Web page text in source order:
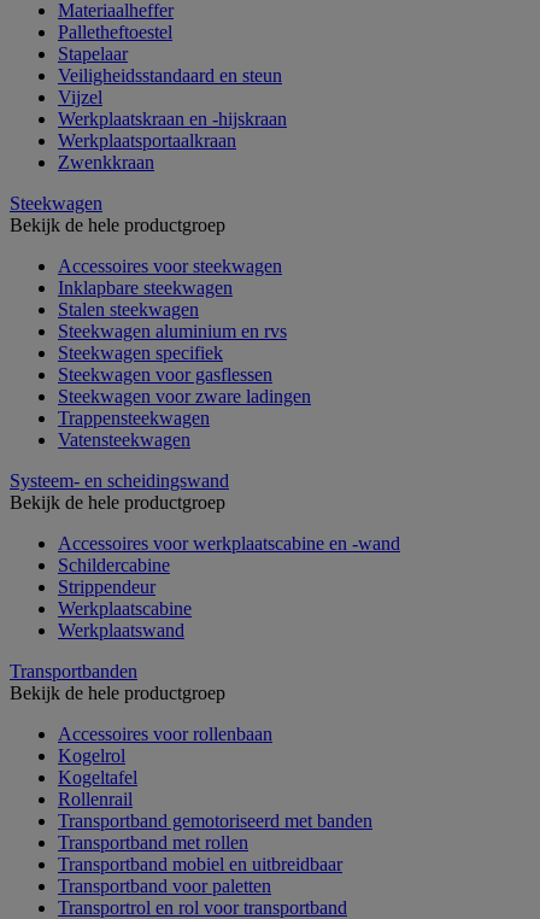
Materiaalheffer
Palletheftoestel
Stapelaar
Veiligheidsstandaard en steun
Vijzel
Werkplaatskraan en -hijskraan
Werkplaatsportaalkraan
Zwenkkraan
Steekwagen
Bekijk de hele productgroep
Accessoires voor steekwagen
Inklapbare steekwagen
Stalen steekwagen
Steekwagen aluminium en rvs
Steekwagen specifiek
Steekwagen voor gasflessen
Steekwagen voor zware ladingen
Trappensteekwagen
Vatensteekwagen
Systeem- en scheidingswand
Bekijk de hele productgroep
Accessoires voor werkplaatscabine en -wand
Schildercabine
Strippendeur
Werkplaatscabine
Werkplaatswand
Transportbanden
Bekijk de hele productgroep
Accessoires voor rollenbaan
Kogelrol
Kogeltafel
Rollenrail
Transportband gemotoriseerd met banden
Transportband met rollen
Transportband mobiel en uitbreidbaar
Transportband voor paletten
Transportrol en rol voor transportband